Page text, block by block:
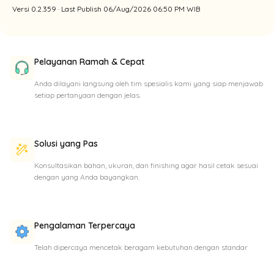
Versi 0.2.359 · Last Publish 06/Aug/2026 06:50 PM WIB
Pelayanan Ramah & Cepat
Anda dilayani langsung oleh tim spesialis kami yang siap menjawab
setiap pertanyaan dengan jelas.
Solusi yang Pas
Konsultasikan bahan, ukuran, dan finishing agar hasil cetak sesuai
dengan yang Anda bayangkan.
Pengalaman Terpercaya
Telah dipercaya mencetak beragam kebutuhan dengan standar